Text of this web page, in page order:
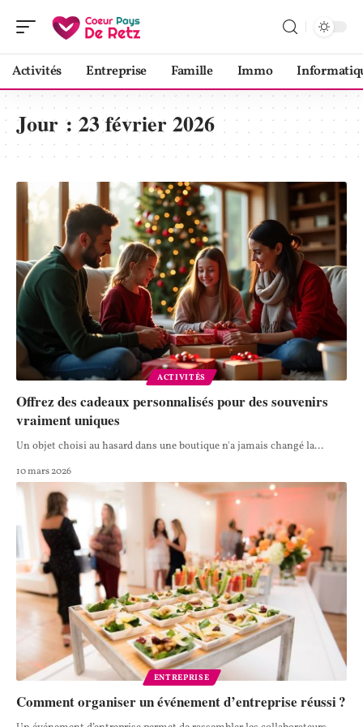
Activités Entreprise Famille Immo
Jour :23 février 2026
ACTIVITÉS
Offrez des cadeaux personnalisés pour des souvenirs
vraiment uniques
Un objet choisi au hasard dans une boutique n'a jamais changé la…
10 mars 2026
ENTREPRISE
Comment organiser un événement d’entreprise réussi ?